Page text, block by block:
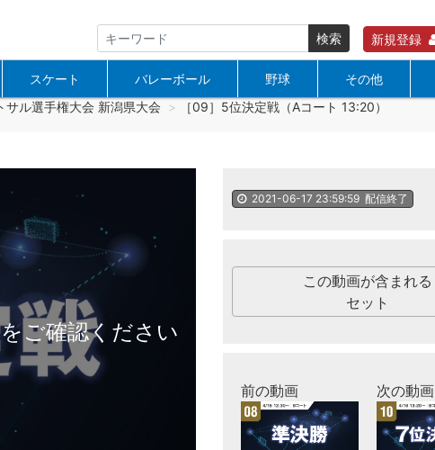
検索 新規登録
スケート バレーボール 野球 その他
サル選手権大会 新潟県大会 ［09］5位決定戦（Aコート 13:20）
ご確認ください
2021-06-17 23:59:59 配信終了
この動画が含まれる
セット
前の動画 次の動画